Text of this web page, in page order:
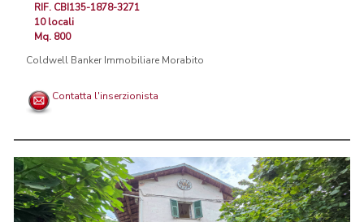
RIF. CBI135-1878-3271
10 locali
Mq. 800
Coldwell Banker Immobiliare Morabito
Contatta l'inserzionista